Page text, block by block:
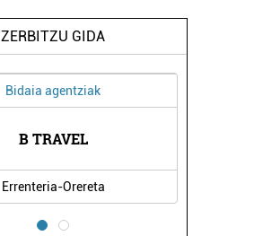
ZERBITZU GIDA